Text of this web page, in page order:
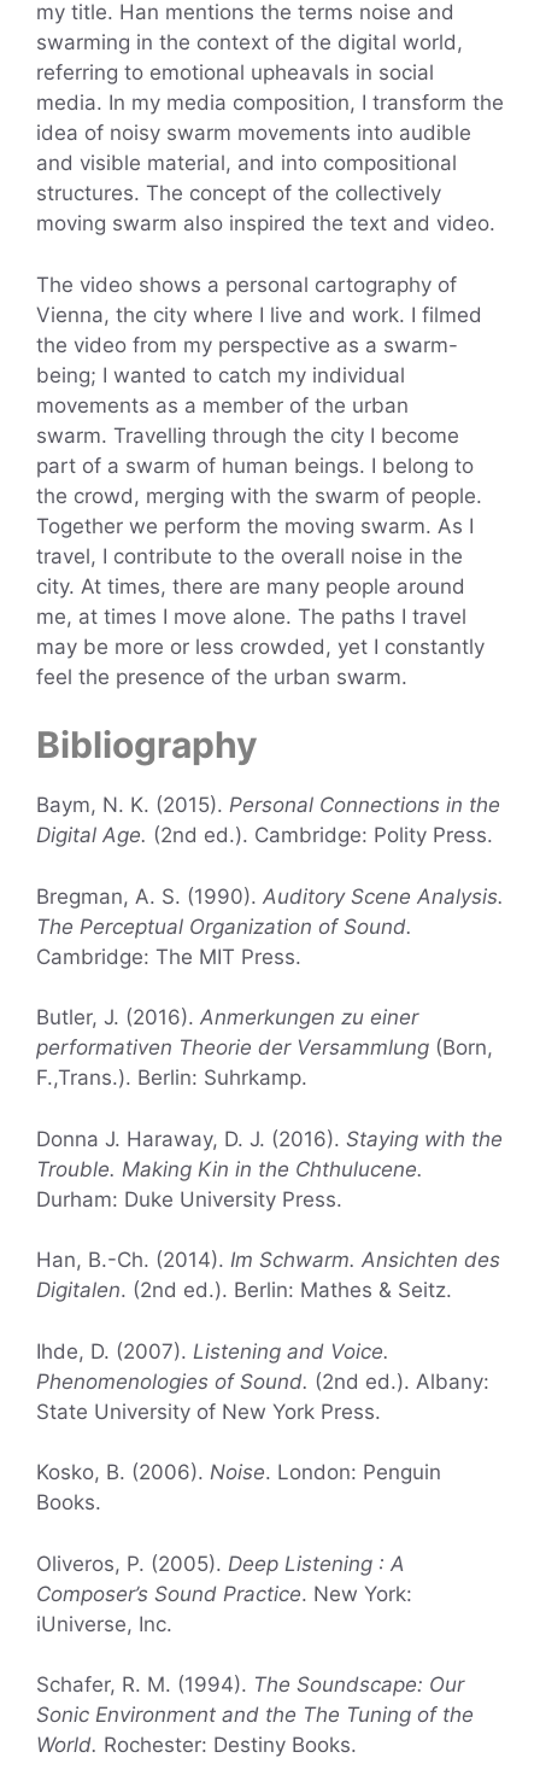
my title. Han mentions the terms noise and
swarming in the context of the digital world,
referring to emotional upheavals in social
media. In my media composition, I transform the
idea of noisy swarm movements into audible
and visible material, and into compositional
structures. The concept of the collectively
moving swarm also inspired the text and video.
The video shows a personal cartography of
Vienna, the city where I live and work. I filmed
the video from my perspective as a swarm-
being; I wanted to catch my individual
movements as a member of the urban
swarm. Travelling through the city I become
part of a swarm of human beings. I belong to
the crowd, merging with the swarm of people.
Together we perform the moving swarm. As I
travel, I contribute to the overall noise in the
city. At times, there are many people around
me, at times I move alone. The paths I travel
may be more or less crowded, yet I constantly
feel the presence of the urban swarm.
Bibliography
Baym, N. K. (2015). Personal Connections in the
Digital Age. (2nd ed.). Cambridge: Polity Press.
Bregman, A. S. (1990). Auditory Scene Analysis.
The Perceptual Organization of Sound.
Cambridge: The MIT Press.
Butler, J. (2016). Anmerkungen zu einer
performativen Theorie der Versammlung (Born,
F.,Trans.). Berlin: Suhrkamp.
Donna J. Haraway, D. J. (2016). Staying with the
Trouble. Making Kin in the Chthulucene.
Durham: Duke University Press.
Han, B.-Ch. (2014). Im Schwarm. Ansichten des
Digitalen. (2nd ed.). Berlin: Mathes & Seitz.
Ihde, D. (2007). Listening and Voice.
Phenomenologies of Sound. (2nd ed.). Albany:
State University of New York Press.
Kosko, B. (2006). Noise. London: Penguin
Books.
Oliveros, P. (2005). Deep Listening : A
Composer’s Sound Practice. New York:
iUniverse, Inc.
Schafer, R. M. (1994). The Soundscape: Our
Sonic Environment and the The Tuning of the
World. Rochester: Destiny Books.